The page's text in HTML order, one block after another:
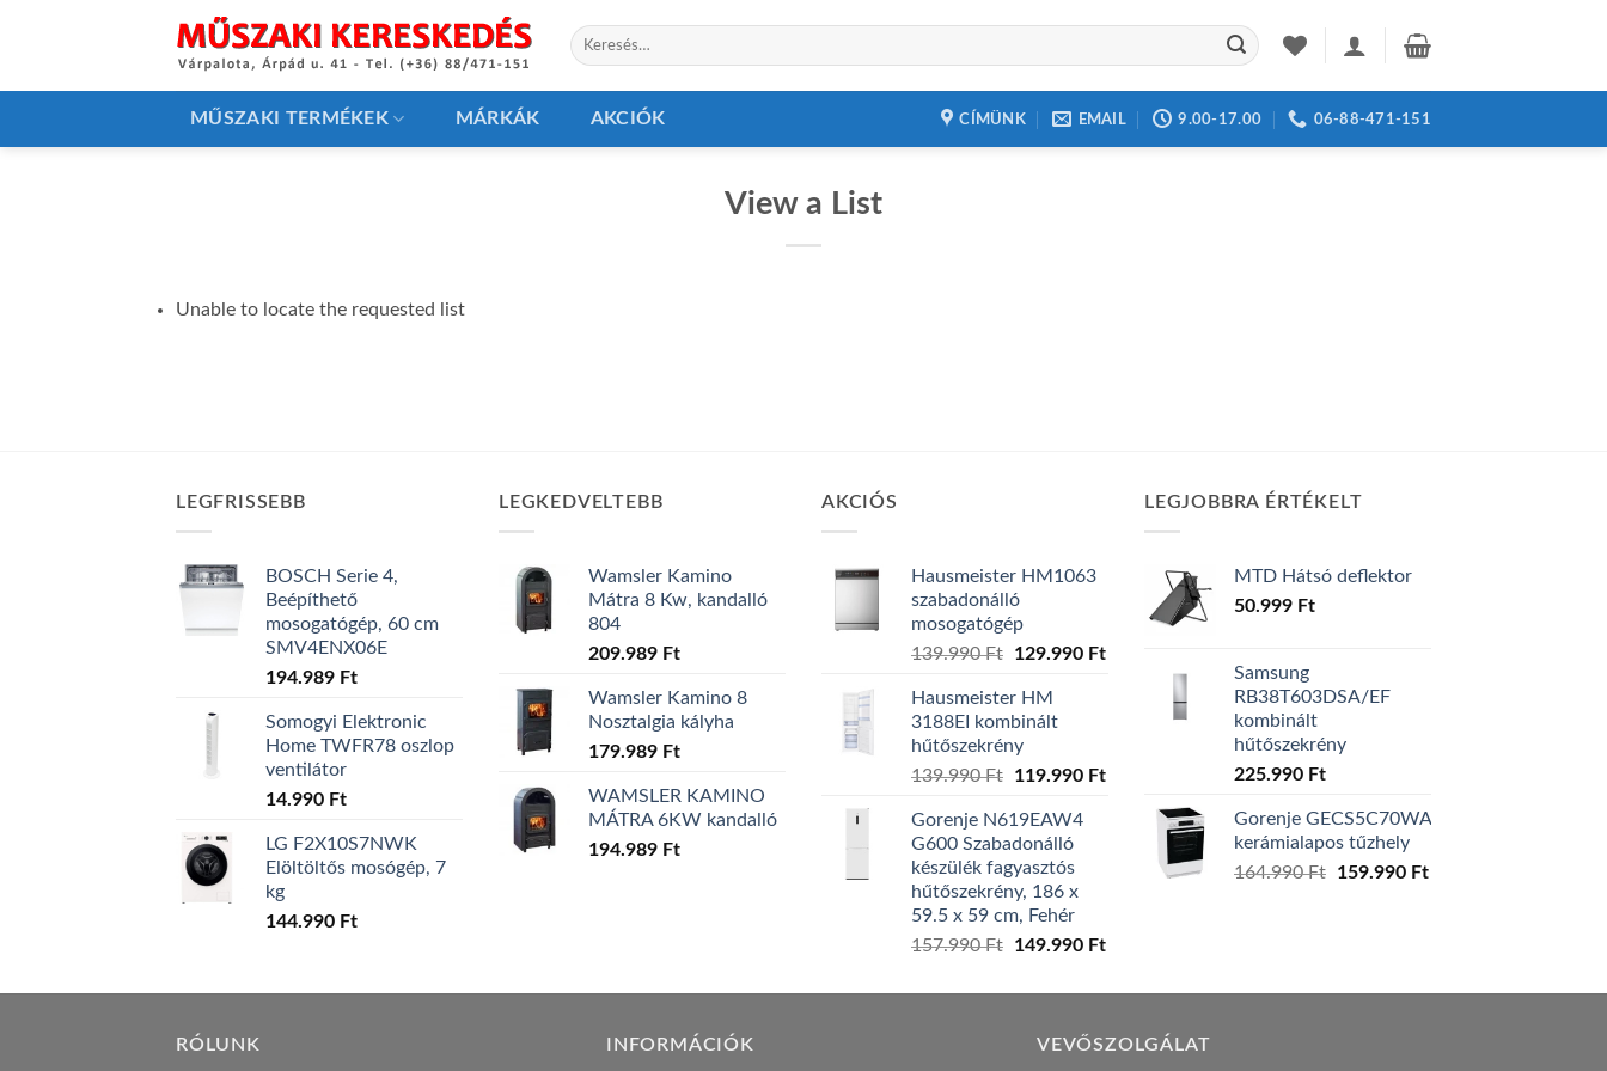
Keresés
a
MŰSZAKI TERMÉKEK MÁRKÁK AKCIÓK CÍMÜNK EMAIL 9.00-17.00 06-88-471-151
View a List
Unable to locate the requested list
LEGFRISSEBB
BOSCH Serie 4,
Beépíthető
mosogatógép, 60 cm
SMV4ENX06E
194.989 Ft
Somogyi Elektronic
Home TWFR78 oszlop
ventilátor
14.990 Ft
LG F2X10S7NWK
Elöltöltős mosógép, 7
kg
144.990 Ft
LEGKEDVELTEBB
Wamsler Kamino
Mátra 8 Kw, kandalló
804
209.989 Ft
Wamsler Kamino 8
Nosztalgia kályha
179.989 Ft
WAMSLER KAMINO
MÁTRA 6KW kandalló
194.989 Ft
AKCIÓS
Hausmeister HM1063
szabadonálló
mosogatógép
139.990Ft
Original
was:
139.990 Ft.
129.990 FtCurrent
Hausmeister HM
3188EI kombinált
hűtőszekrény
139.990Ft
Original
was:
139.990 Ft.
119.990 FtCurrent
119.990 Ft.
Gorenje N619EAW4
G600 Szabadonálló
készülék fagyasztós
hűtőszekrény, 186 x
59.5 x 59 cm, Fehér
157.990Ft
Original
was:
149.990 FtCurrent
is:
LEGJOBBRA ÉRTÉKELT
MTD Hátsó deflektor
50.999 Ft
Samsung
RB38T603DSA/EF
kombinált
hűtőszekrény
225.990 Ft
Gorenje GECS5C70WA
kerámialapos tűzhely
164.990Ft
Original
159.990 FtCurrent
RÓLUNK INFORMÁCIÓK VEVŐSZOLGÁLAT